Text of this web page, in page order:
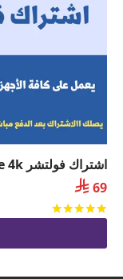
اشتراك فولتشر Vulture 4k لمدة 3 شهور
 69